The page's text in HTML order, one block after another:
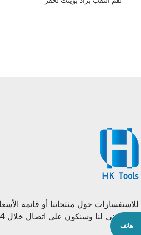
للاستفسارات حول منتجاتنا أو قائمة
الإلكتروني لنا وسنكون على اتصال خلال 24 ساعة.
هاتف